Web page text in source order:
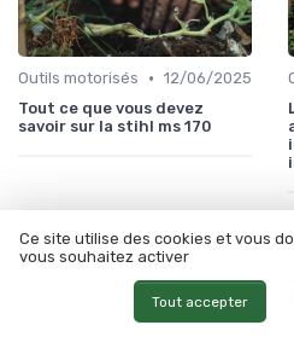
Outils motorisés • 12/06/2025
Tout ce que vous devez
savoir sur la stihl ms 170
Ce site utilise des cookies et vous
vous souhaitez activer
Tout accepter